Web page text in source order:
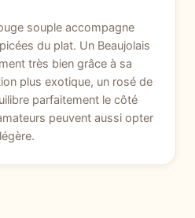
souple accompagne
du plat. Un Beaujolais
très bien grâce à sa
plus exotique, un rosé de
parfaitement le côté
peuvent aussi opter